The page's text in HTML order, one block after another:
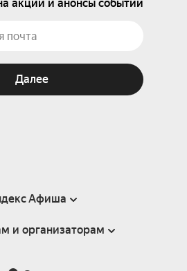
акции и анонсы событий
Далее
Афиша
Справка
и организаторам